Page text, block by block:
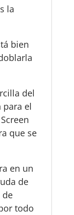
la
bien
del
para el
que se
en un
de
de
todo